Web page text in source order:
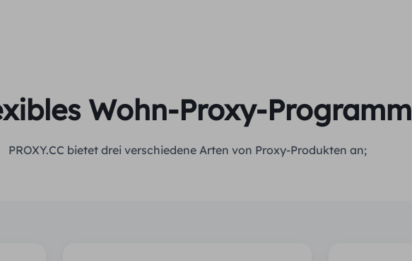
Wohn-Proxy-Programm
PROXY.CC bietet drei verschiedene Arten von Proxy-Produkten an;